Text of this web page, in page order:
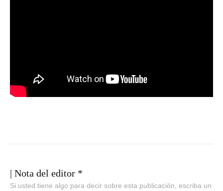
| Nota del editor *
Si usted tiene algo para decir sobre esta publicación, escriba un